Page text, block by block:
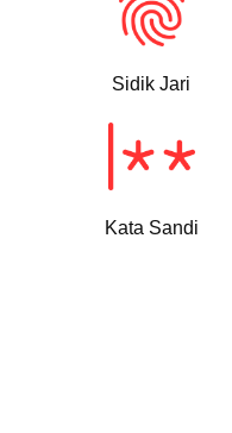
Sidik Jari
Kata Sandi